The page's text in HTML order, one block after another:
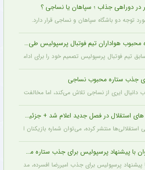
در دوراهی جذاب ؛ سپاهان یا نساجی ؟
توجه دو باشگاه سپاهان و نساجی قرار دارد.
هواداران تیم فوتبال پرسپولیس طی ۴۸ ساعت آینده
تیم فوتبال پرسپولیس تصمیم خود را برای ادامه
جذب ستاره محبوب نساجی
دانیال ایری از نساجی تلاش می‌کند، اما مخالفت
استقلال در فصل جدید اعلام شد + جزئیات
منتشر کرده، می‌توان شماره بازیکنان این
پیشنهاد پرسپولیس برای جذب ستاره محبوبش
با پیشنهاد پرسپولیس برای جذب امیررضا افسرده، مدافع